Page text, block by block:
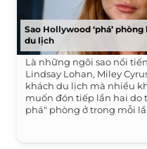
Sao Hollywood ‘phá’
du lịch
Là những ngôi sao nổi
Lindsay Lohan, Miley
khách du lịch mà nhiều
muốn đón tiếp lần hai do
phá" phòng ở trong mỗi